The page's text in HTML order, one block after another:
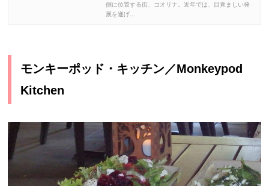
側に位置する街、コオリナ。近年では、目覚ましい発
展を遂げ...
モンキーポッド・キッチン／Monkeypod
Kitchen